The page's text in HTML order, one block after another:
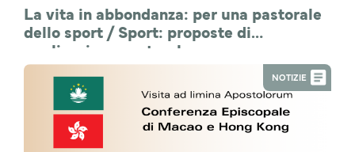
La vita in abbondanza: per una pastorale
dello sport / Sport: proposte di
applicazione pastorale
NOTIZIE